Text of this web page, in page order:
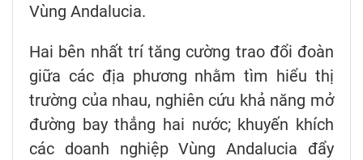
Vùng Andalucia.
Hai bên nhất trí tăng cường trao đổi đoàn
giữa các địa phương nhằm tìm hiểu thị
trường của nhau, nghiên cứu khả năng mở
đường bay thẳng hai nước; khuyến khích
các doanh nghiệp Vùng Andalucia đẩy